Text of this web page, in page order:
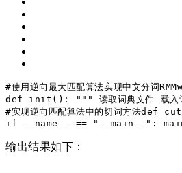
#使用逆向最大匹配算法实现中文分词RMM
def
init () : """ 读取词典文件 载入
#实现逆向匹配算法中的切词方法def
if __name__ == "__main__" :
输出结果如下：